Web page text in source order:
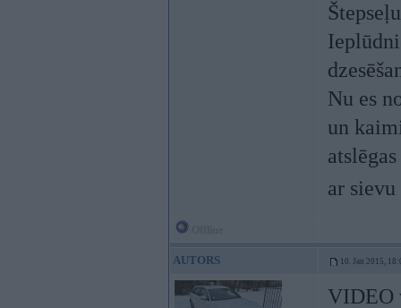
Nu es
un
ar
AUTORS 10. Jan 2015,
VIDEO